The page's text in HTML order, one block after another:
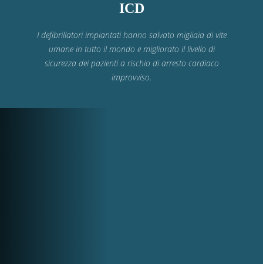
ICD
I defibrillatori impiantati hanno salvato migliaia di vite
umane in tutto il mondo e migliorato il livello di
sicurezza dei pazienti a rischio di arresto cardiaco
improvviso.